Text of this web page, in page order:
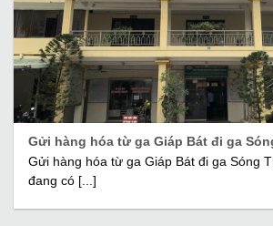
Gửi hàng hóa từ ga Giáp Bát đi ga
Gửi hàng hóa từ ga Giáp Bát đi ga Sóng
đang có [...]